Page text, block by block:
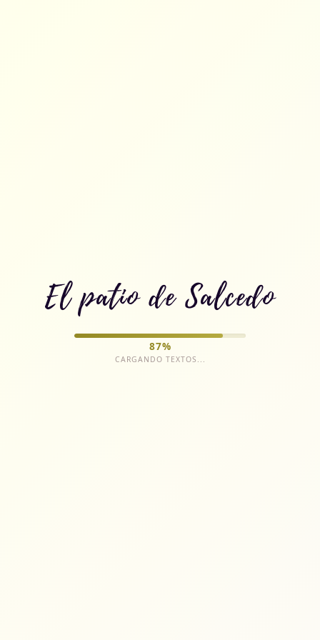
El patio de Salcedo
87%
CARGANDO TEXTOS...